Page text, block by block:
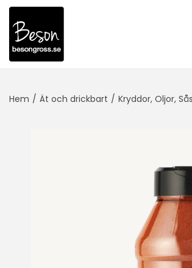
Hem / Ät och drickbart / Kryddor, Oljor,